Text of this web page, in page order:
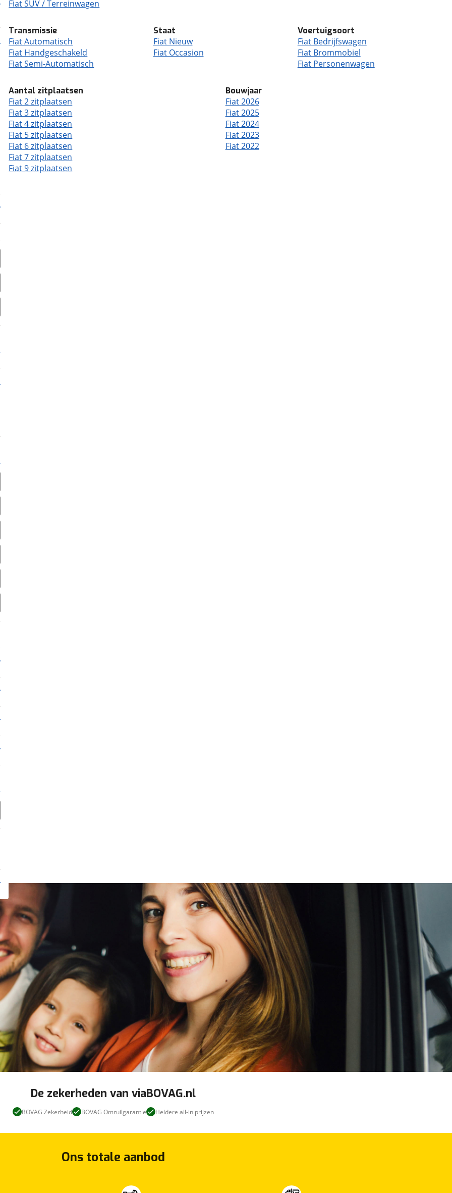
Fiat SUV / Terreinwagen
Transmissie
Fiat Automatisch
Fiat Handgeschakeld
Fiat Semi-Automatisch
Staat
Fiat Nieuw
Fiat Occasion
Voertuigsoort
Fiat Bedrijfswagen
Fiat Brommobiel
Fiat Personenwagen
Aantal zitplaatsen
Fiat 2 zitplaatsen
Fiat 3 zitplaatsen
Fiat 4 zitplaatsen
Fiat 5 zitplaatsen
Fiat 6 zitplaatsen
Fiat 7 zitplaatsen
Fiat 9 zitplaatsen
Bouwjaar
Fiat 2026
Fiat 2025
Fiat 2024
Fiat 2023
Fiat 2022
De zekerheden van viaBOVAG.nl
BOVAG Zekerheid BOVAG Omruilgarantie Heldere all-in prijzen
Ons totale aanbod